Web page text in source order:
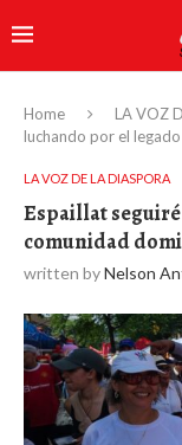
Home LA VOZ
luchando por el
LA VOZ DE LA DIASPORA
Espaillat
comunidad
written byNelson